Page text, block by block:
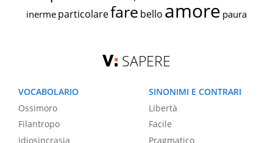
inerme particolarefare bello amore paura
SAPERE
VOCABOLARIO
Ossimoro
Filantropo
Idiosincrasia
SINONIMI E CONTRARI
Libertà
Facile
Pragmatico